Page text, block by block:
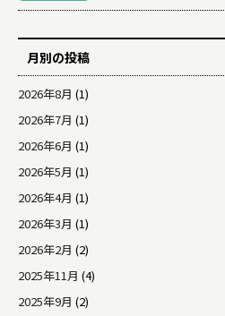
月別の投稿
2026年8月 (1)
2026年7月 (1)
2026年6月 (1)
2026年5月 (1)
2026年4月 (1)
2026年3月 (1)
2026年2月 (2)
2025年11月 (4)
2025年9月 (2)